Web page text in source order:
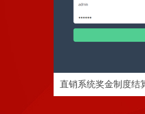
直销系统奖金制度结